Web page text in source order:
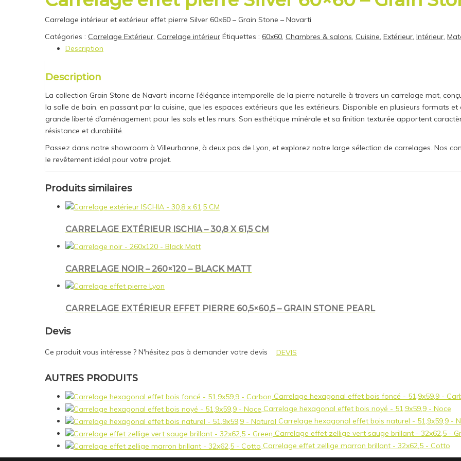
Carrelage intérieur et extérieur effet pierre Silver 60×60 – Grain Stone – Navarti
Catégories : Carrelage Extérieur, Carrelage intérieur Étiquettes : 60x60, Chambres & salons, Cuisine, Extérieur, Intérieur,
Description
Description
La collection Grain Stone de Navarti incarne l’élégance intemporelle de la pierre naturelle à travers un carrelage mat,
la salle de bain, en passant par la cuisine, que les espaces extérieurs que les extérieurs. Disponible en plusieurs formats
grande liberté d’aménagement pour les sols et les murs. Son esthétique minérale et sa finition texturée apportent
résistance et durabilité.
Passez dans notre showroom à Villeurbanne, à deux pas de Lyon, et explorez notre large sélection de carrelages. Nos
le revêtement idéal pour votre projet.
Produits similaires
CARRELAGE EXTÉRIEUR ISCHIA – 30,8 X 61,5 CM
CARRELAGE NOIR – 260×120 – BLACK MATT
CARRELAGE EXTÉRIEUR EFFET PIERRE 60,5×60,5 – GRAIN STONE PEARL
Devis
Ce produit vous intéresse ? N'hésitez pas à demander votre devis DEVIS
AUTRES PRODUITS
Carrelage hexagonal effet bois foncé - 51,9x59,9 -
Carrelage hexagonal effet bois noyé - 51,9x59,9 - Noce
Carrelage hexagonal effet bois naturel - 51,9x59,9 -
Carrelage effet zellige vert sauge brillant - 32x62,5 -
Carrelage effet zellige marron brillant - 32x62,5 - Cotto